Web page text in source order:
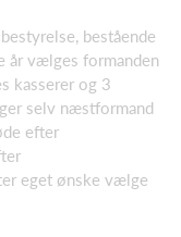
bestående
år vælges formanden
kasserer og 3
selv næstformand
efter
eget ønske vælge